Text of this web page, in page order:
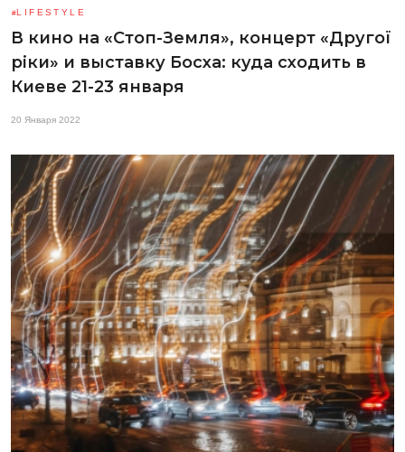
LIFESTYLE
В кино на «Стоп-Земля», концерт «Другої
ріки» и выставку Босха: куда сходить в
Киеве 21-23 января
20 Января 2022